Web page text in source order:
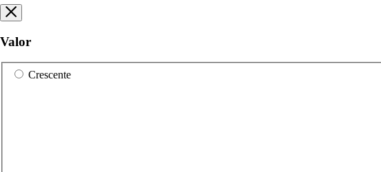
Valor
Crescente